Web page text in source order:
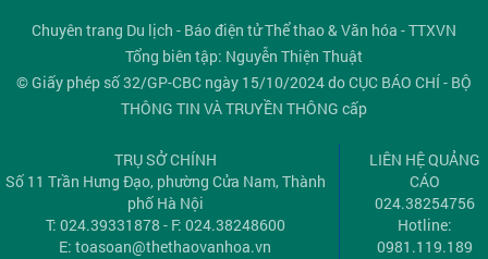
Chuyên trang Du lịch - Báo điện tử Thể thao & Văn hóa - TTXVN
Tổng biên tập: Nguyễn Thiện Thuật
© Giấy phép số 32/GP-CBC ngày 15/10/2024 do CỤC BÁO CHÍ - BỘ
THÔNG TIN VÀ TRUYỀN THÔNG cấp
TRỤ SỞ CHÍNH
Số 11 Trần Hưng Đạo, phường Cửa Nam, Thành
phố Hà Nội
T: 024.39331878 - F: 024.38248600
E:toasoan@thethaovanhoa.vn
LIÊN HỆ QUẢNG
CÁO
024.38254756
Hotline:
0981.119.189